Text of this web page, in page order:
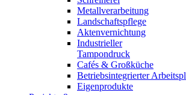
Metallverarbeitung
Landschaftspflege
Aktenvernichtung
Industrieller
Tampondruck
Cafés & Großküche
Betriebsintegrierter
Eigenprodukte